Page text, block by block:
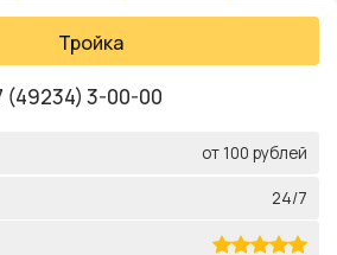
Тройка
(49234) 3-00-00
от 100 рублей
24/7